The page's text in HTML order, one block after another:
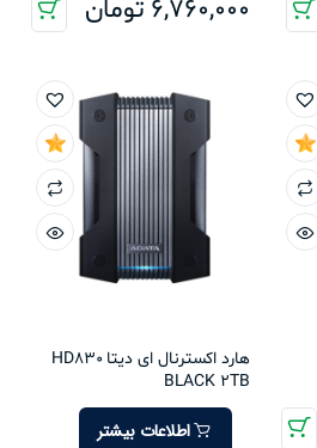
6,760,000 تومان
هارد اکسترنال ای دیتا HD830
BLACK 2TB
اطلاعات بیشتر